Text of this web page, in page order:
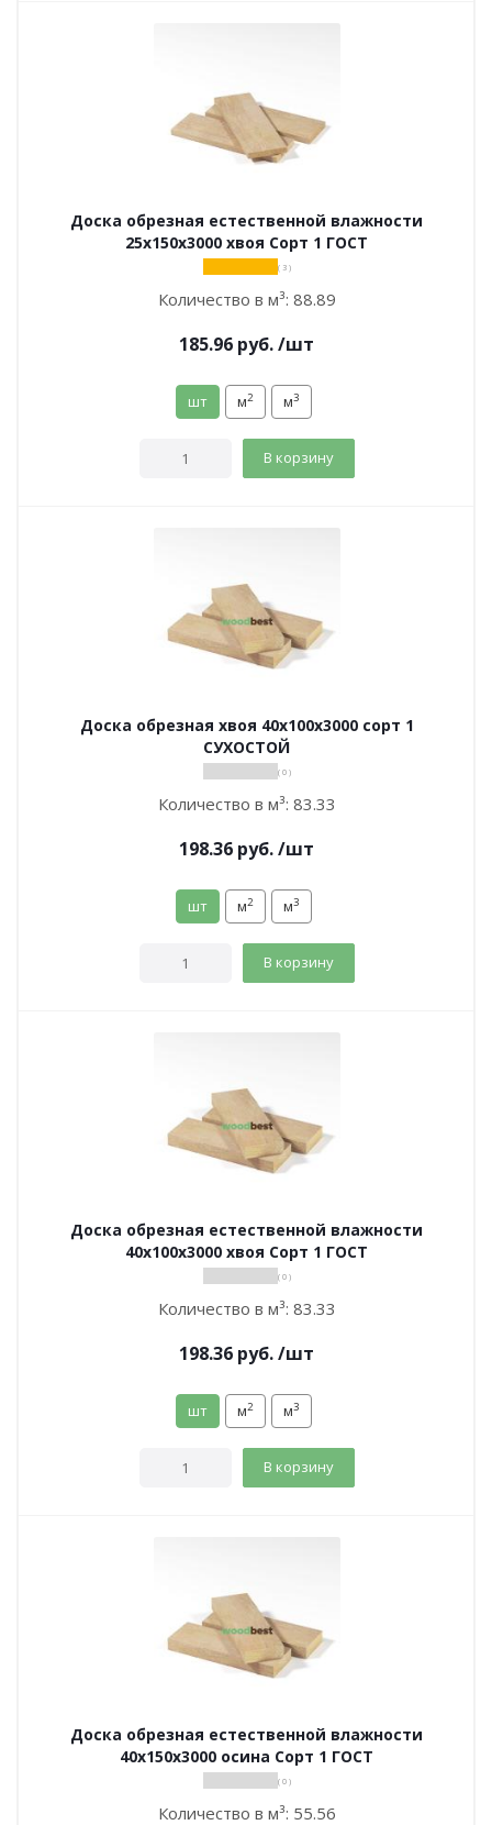
Доска обрезная естественной влажности
25х150х3000 хвоя Сорт 1 ГОСТ
( 3 )
Количество в м³: 88.89
185.96 руб./шт
шт м2 м3
В корзину
Доска обрезная хвоя 40х100х3000 сорт 1
СУХОСТОЙ
( 0 )
Количество в м³: 83.33
198.36 руб./шт
шт м2 м3
В корзину
Доска обрезная естественной влажности
40х100х3000 хвоя Сорт 1 ГОСТ
( 0 )
Количество в м³: 83.33
198.36 руб./шт
шт м2 м3
В корзину
Доска обрезная естественной влажности
40х150х3000 осина Сорт 1 ГОСТ
( 0 )
Количество в м³: 55.56